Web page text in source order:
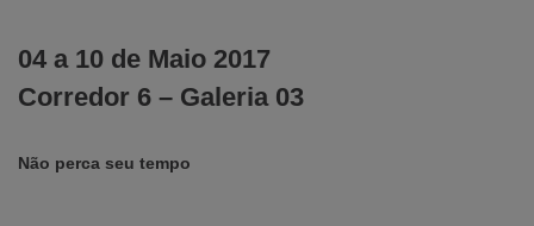
04 a 10 de Maio 2017
Corredor 6 – Galeria 03
Não perca seu tempo